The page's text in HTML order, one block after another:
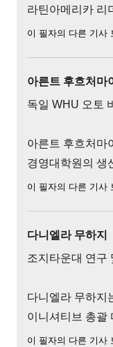
라틴아메리카 리
이 필자의 다른 기사
아른트 후흐처마
독일 WHU 오토
아른트 후흐처마
경영대학원의 생
이 필자의 다른 기사
다니엘라 무하지
조지타운대 연구
다니엘라 무하지
이니셔티브 총괄
이 필자의 다른 기사